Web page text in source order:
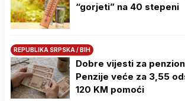
“gorjeti” na 40 stepeni
REPUBLIKA SRPSKA / BIH
Dobre vijesti za
Penzije veće za 3,55
120 KM pomoći